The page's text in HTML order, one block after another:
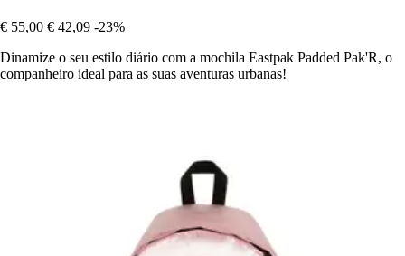
€ 55,00 € 42,09 -23%
Dinamize o seu estilo diário com a mochila Eastpak Padded Pak'R, o
companheiro ideal para as suas aventuras urbanas!